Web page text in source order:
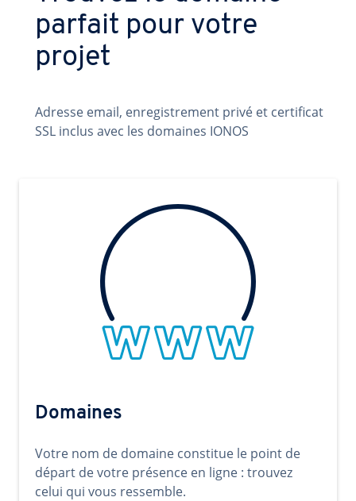
parfait pour votre
projet
Adresse email, enregistrement privé et certificat
SSL inclus avec les domaines IONOS
Domaines
Votre nom de domaine constitue le point de
départ de votre présence en ligne : trouvez
celui qui vous ressemble.